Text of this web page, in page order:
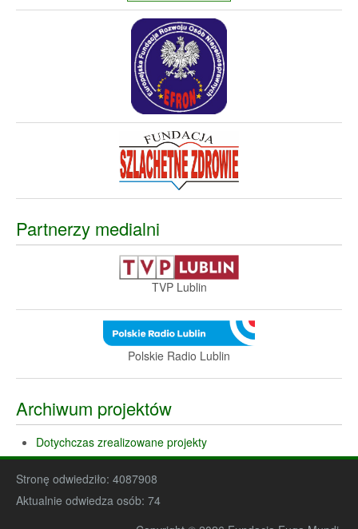
Partnerzy medialni
TVP Lublin
Polskie Radio Lublin
Archiwum projektów
Dotychczas zrealizowane projekty
Stronę odwiedziło: 4087908
Aktualnie odwiedza osób: 74